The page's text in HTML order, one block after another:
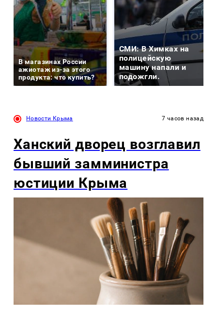
В магазинах России
ажиотаж из-за этого
продукта: что купить?
СМИ: В Химках на
полицейскую
машину напали и
подожгли.
Новости Крыма 7 часов назад
Ханский дворец возглавил
бывший замминистра
юстиции Крыма